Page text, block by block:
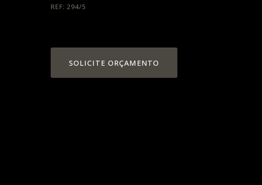
REF: 294/5
SOLICITE ORÇAMENTO